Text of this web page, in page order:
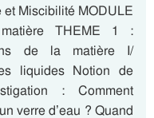
Miscibilité MODULE
THEME 1 :
de la matière I/
liquides Notion de
: Comment
verre d’eau ? Quand